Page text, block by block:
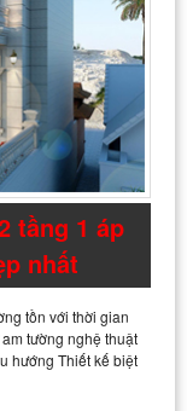
tầng 1 áp
nhất
tồn với thời gian
tường nghệ thuật
hướng Thiết kế biệt